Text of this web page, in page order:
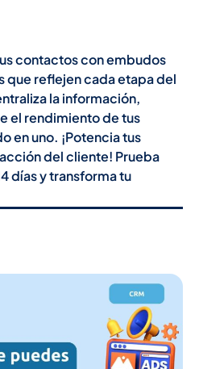
contactos con embudos
que reflejen cada etapa del
la información,
el rendimiento de tus
en uno. ¡Potencia tus
del cliente! Prueba
días y transforma tu